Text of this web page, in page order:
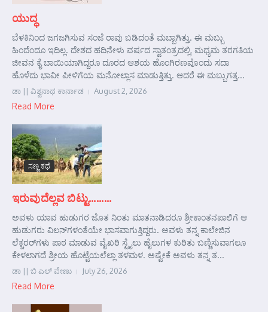
ಯುದ್ಧ
ಬೆಳಕಿನಿಂದ ಜಗಜಗಿಸುವ ಸಂಜೆ ರಾವು ಬಡಿದಂತೆ ಮಬ್ಬಾಗಿತ್ತು. ಈ ಮಬ್ಬು
ಹಿಂದೆಂದೂ ಇದಿಲ್ಲ. ದೇಶದ ಹದಿನೇಳು ವರ್ಷದ ಸ್ವಾತಂತ್ರದಲ್ಲಿ, ಮಧ್ಯಮ ತರಗತಿಯ
ಜೀವನ ಕೈ ಬಾಯಿಯಾಗಿದ್ದರೂ ದೂರದ ಆಶಯ ಹೊಂಗಿರಣವೊಂದು ಸದಾ
ಹೊಳೆದು ಭಾವೀ ಪೀಳಿಗೆಯ ಮನೋಲ್ಲಾಸ ಮಾಡುತ್ತಿತ್ತು. ಆದರೆ ಈ ಮಬ್ಬುಗತ್ತ...
ಡಾ || ವಿಶ್ವನಾಥ ಕಾರ್ನಾಡ August 2, 2026
Read More
ಸಣ್ಣ ಕಥೆ
ಇರುವುದೆಲ್ಲವ ಬಿಟ್ಟು………
ಅವಳು ಯಾವ ಹುಡುಗರ ಜೊತ ನಿಂತು ಮಾತನಾಡಿದರೂ ಶ್ರೀಕಾಂತನಪಾಲಿಗೆ ಆ
ಹುಡುಗರು ವಿಲನ್‌ಗಳಂತೆಯೇ ಭಾಸವಾಗುತ್ತಿದ್ದರು. ಅವಳು ತನ್ನ ಕಾಲೇಜಿನ
ಲೆಕ್ಚರರ್‌ಗಳು ಪಾಠ ಮಾಡುವ ವೈಖರಿ ಸ್ಟೈಲು ಹೈಲುಗಳ ಕುರಿತು ಬಣ್ಣಿಸುವಾಗಲೂ
ಕೇಳಲಾಗದೆ ಶ್ರೀಯ ಹೊಟ್ಟೆಯಲೆಲ್ಲಾ ತಳಮಳ. ಅಷ್ಟೇಕೆ ಅವಳು ತನ್ನ ತ...
ಡಾ || ಬಿ ಎಲ್ ವೇಣು July 26, 2026
Read More